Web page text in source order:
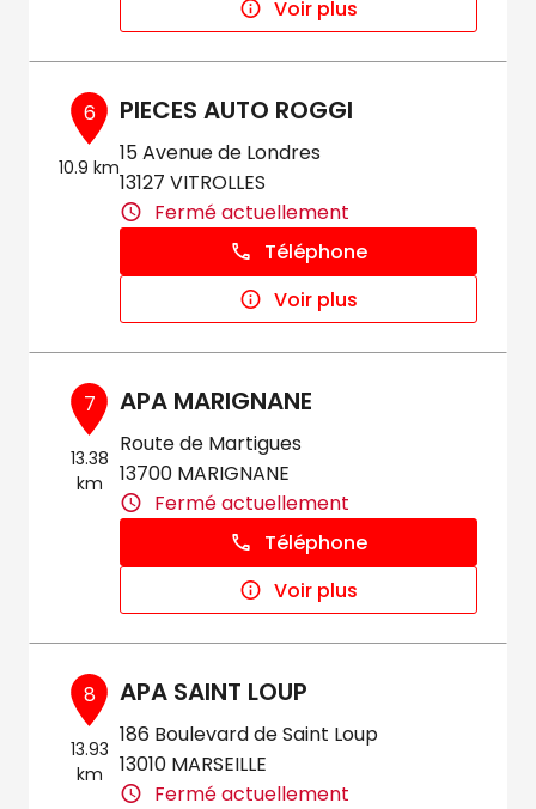
Voir plus
6
10.9 km
PIECES AUTO ROGGI
15 Avenue de Londres
13127 VITROLLES
Fermé actuellement
Téléphone
Voir plus
7
13.38
km
APA MARIGNANE
Route de Martigues
13700 MARIGNANE
Fermé actuellement
Téléphone
Voir plus
8
13.93
km
APA SAINT LOUP
186 Boulevard de Saint Loup
13010 MARSEILLE
Fermé actuellement